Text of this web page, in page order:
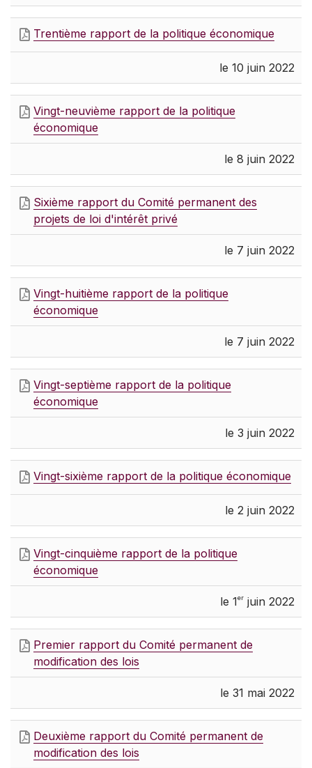
Trentième rapport de la politique économique
le 10 juin 2022
Vingt-neuvième rapport de la politique
économique
le 8 juin 2022
Sixième rapport du Comité permanent des
projets de loi d'intérêt privé
le 7 juin 2022
Vingt-huitième rapport de la politique
économique
le 7 juin 2022
Vingt-septième rapport de la politique
économique
le 3 juin 2022
Vingt-sixième rapport de la politique économique
le 2 juin 2022
Vingt-cinquième rapport de la politique
économique
le 1er juin 2022
Premier rapport du Comité permanent de
modification des lois
le 31 mai 2022
Deuxième rapport du Comité permanent de
modification des lois